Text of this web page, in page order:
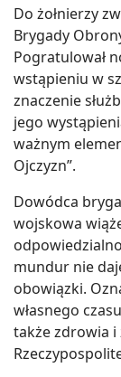
Do żołnierzy
Brygady
Pogratulował
wstąpieniu w
znaczenie
jego
ważnym
Ojczyzn”.
Dowódca
wojskowa
mundur nie
obowiązki.
własnego
także zdrowia i